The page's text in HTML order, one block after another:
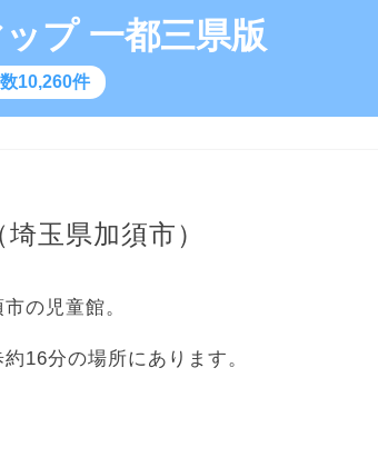
プ 一都三県版
10,260件
玉県加須市）
の児童館。
16分の場所にあります。